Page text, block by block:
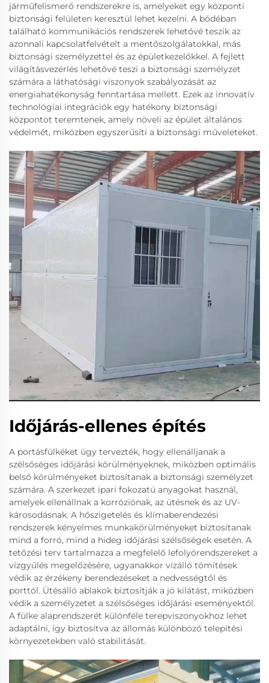
járműfelismerő rendszerekre is, amelyeket egy központi
biztonsági felületen keresztül lehet kezelni. A bódéban
található kommunikációs rendszerek lehetővé teszik az
azonnali kapcsolatfelvételt a mentőszolgálatokkal, más
biztonsági személyzettel és az épületkezelőkkel. A fejlett
világításvezérlés lehetővé teszi a biztonsági személyzet
számára a láthatósági viszonyok szabályozását az
energiahatékonyság fenntartása mellett. Ezek az innovatív
technológiai integrációk egy hatékony biztonsági
központot teremtenek, amely növeli az épület általános
védelmét, miközben egyszerűsíti a biztonsági műveleteket.
Időjárás-ellenes építés
A portásfülkéket úgy tervezték, hogy ellenálljanak a
szélsőséges időjárási körülményeknek, miközben optimális
belső körülményeket biztosítanak a biztonsági személyzet
számára. A szerkezet ipari fokozatú anyagokat használ,
amelyek ellenállnak a korróziónak, az ütésnek és az UV-
károsodásnak. A hőszigetelés és klímaberendezési
rendszerek kényelmes munkakörülményeket biztosítanak
mind a forró, mind a hideg időjárási szélsőségek esetén. A
tetőzési terv tartalmazza a megfelelő lefolyórendszereket a
vízgyűlés megelőzésére, ugyanakkor vízálló tömítések
védik az érzékeny berendezéseket a nedvességtől és
porttól. Ütésálló ablakok biztosítják a jó kilátást, miközben
védik a személyzetet a szélsőséges időjárási eseményektől.
A fülke alaprendszerét különféle terepviszonyokhoz lehet
adaptálni, így biztosítva az állomás különböző telepítési
környezetekben való stabilitását.